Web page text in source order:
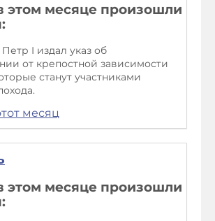
этом месяце произошли
Петр I издал указ об
от крепостной зависимости
станут участниками
месяц
этом месяце произошли